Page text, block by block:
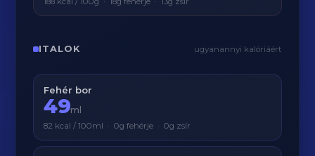
ITALOK ugyanannyi kalóriáért
Fehér bor
49ml
82 kcal / 100ml · 0g fehérje · 0g zsír